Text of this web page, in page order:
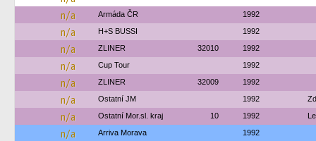
n/a Armáda ČR 1992
n/a H+S BUSSI 1992
n/a ZLINER 32010 1992
n/a Cup Tour 1992
n/a ZLINER 32009 1992
n/a Ostatní JM 1992
n/a Ostatní Mor.sl. kraj 10 1992
n/a Arriva Morava 1992